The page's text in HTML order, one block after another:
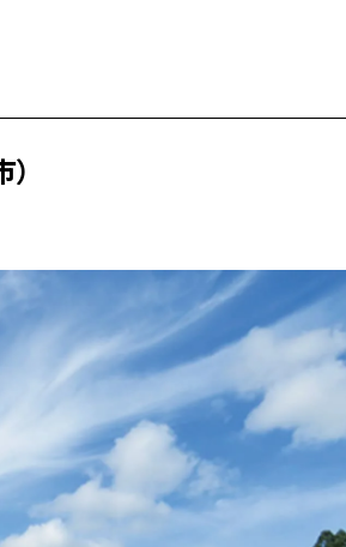
クリーム】3選＜30代のベストコ
BEAUTY Nov, 17, 2025
【落ちない名品リップ10選】塗
り直しできない・皮むけしやす
いetc.悩みをクリア | CLASSY.[ク
ラッシィ]
Aug, 5, 2026
夏の深刻なくすみ・色ムラにア
プローチ！【透明感を底上げ】
神コスメ３選 | CLASSY.[クラッシ
ィ]